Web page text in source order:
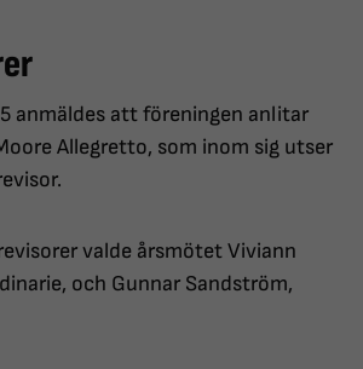
anmäldes att föreningen anlitar
Allegretto, som inom sig utser
valde årsmötet Viviann
och Gunnar Sandström,